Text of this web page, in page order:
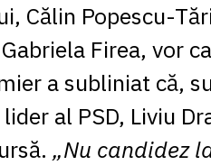
Călin Popescu-
Firea, vor
a subliniat că,
al PSD, Liviu
„Nu candidez